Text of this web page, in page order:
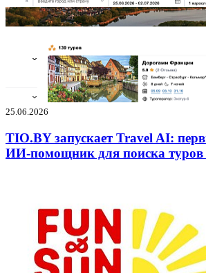
25.06.2026
TIO.BY запускает Travel AI:
ИИ-помощник для поиска туров